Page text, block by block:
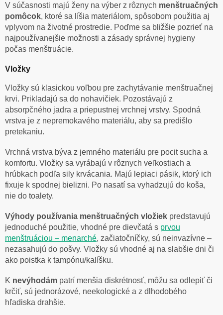
V súčasnosti majú ženy na výber z rôznych menštruačných
pomôcok, ktoré sa líšia materiálom, spôsobom použitia aj
vplyvom na životné prostredie. Poďme sa bližšie pozrieť na
najpoužívanejšie možnosti a zásady správnej hygieny
počas menštruácie.
Vložky
Vložky sú klasickou voľbou pre zachytávanie menštruačnej
krvi. Prikladajú sa do nohavičiek. Pozostávajú z
absorpčného jadra a priepustnej vrchnej vrstvy. Spodná
vrstva je z nepremokavého materiálu, aby sa predišlo
pretekaniu.
Vrchná vrstva býva z jemného materiálu pre pocit sucha a
komfortu. Vložky sa vyrábajú v rôznych veľkostiach a
hrúbkach podľa sily krvácania. Majú lepiaci pásik, ktorý ich
fixuje k spodnej bielizni. Po nasatí sa vyhadzujú do koša,
nie do toalety.
Výhody používania menštruačných vložiek predstavujú
jednoduché použitie, vhodné pre dievčatá s prvou
menštruáciou – menarché, začiatočníčky, sú neinvazívne –
nezasahujú do pošvy. Vložky sú vhodné aj na slabšie dni či
ako poistka k tampónu/kalíšku.
K nevýhodám patrí menšia diskrétnosť, môžu sa odlepiť či
krčiť, sú jednorázové, neekologické a z dlhodobého
hľadiska drahšie.